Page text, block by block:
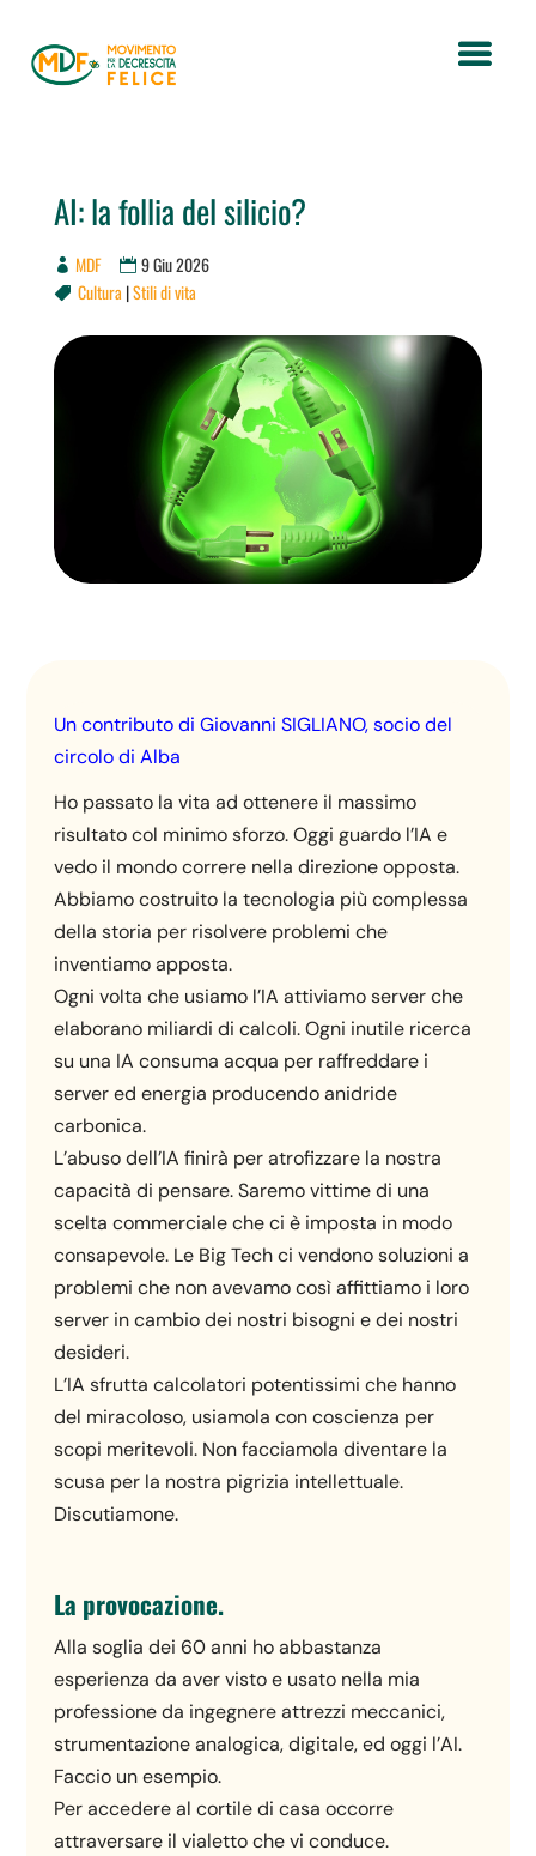
AI: la follia del silicio?
MDF 9 Giu 2026
 Cultura |Stili di vita
Un contributo di Giovanni SIGLIANO, socio del
circolo di Alba
Ho passato la vita ad ottenere il massimo
risultato col minimo sforzo. Oggi guardo l’IA e
vedo il mondo correre nella direzione opposta.
Abbiamo costruito la tecnologia più complessa
della storia per risolvere problemi che
inventiamo apposta.
Ogni volta che usiamo l’IA attiviamo server che
elaborano miliardi di calcoli. Ogni inutile ricerca
su una IA consuma acqua per raffreddare i
server ed energia producendo anidride
carbonica.
L’abuso dell’IA finirà per atrofizzare la nostra
capacità di pensare. Saremo vittime di una
scelta commerciale che ci è imposta in modo
consapevole. Le Big Tech ci vendono soluzioni a
problemi che non avevamo così affittiamo i loro
server in cambio dei nostri bisogni e dei nostri
desideri.
L’IA sfrutta calcolatori potentissimi che hanno
del miracoloso, usiamola con coscienza per
scopi meritevoli. Non facciamola diventare la
scusa per la nostra pigrizia intellettuale.
Discutiamone.
La provocazione.
Alla soglia dei 60 anni ho abbastanza
esperienza da aver visto e usato nella mia
professione da ingegnere attrezzi meccanici,
strumentazione analogica, digitale, ed oggi l’AI.
Faccio un esempio.
Per accedere al cortile di casa occorre
attraversare il vialetto che vi conduce.